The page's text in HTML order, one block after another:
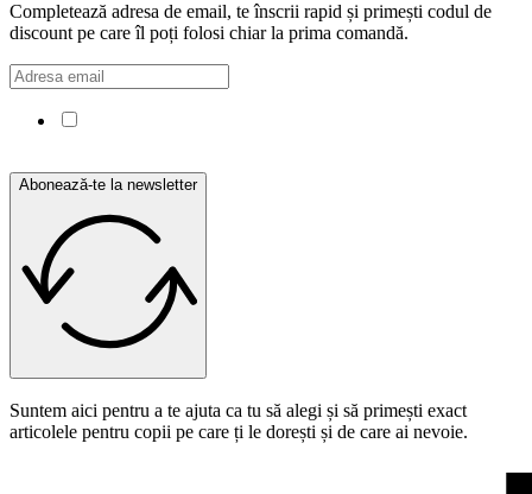
Completează adresa de email, te înscrii rapid și primești codul de
discount pe care îl poți folosi chiar la prima comandă.
Abonează-te la newsletter
Suntem aici pentru a te ajuta ca tu să alegi și să primești exact
articolele pentru copii pe care ți le dorești și de care ai nevoie.